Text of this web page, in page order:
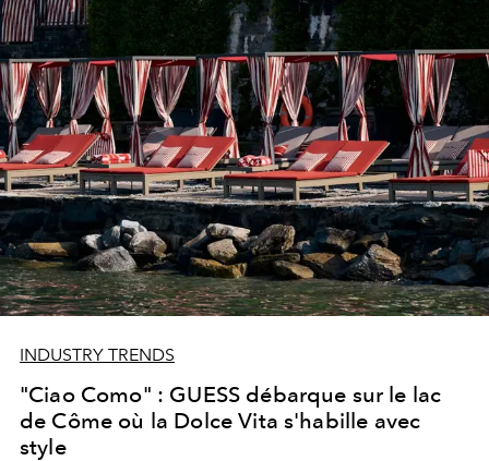
INDUSTRY TRENDS
"Ciao Como" : GUESS débarque sur le lac
de Côme où la Dolce Vita s'habille avec
style